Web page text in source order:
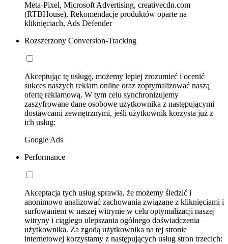
Meta-Pixel, Microsoft Advertising, creativecdn.com
(RTBHouse), Rekomendacje produktów oparte na
kliknięciach, Ads Defender
Rozszerzony Conversion-Tracking
Akceptując tę usługę, możemy lepiej zrozumieć i ocenić
sukces naszych reklam online oraz zoptymalizować naszą
ofertę reklamową. W tym celu synchronizujemy
zaszyfrowane dane osobowe użytkownika z następującymi
dostawcami zewnętrznymi, jeśli użytkownik korzysta już z
ich usług:
Google Ads
Performance
Akceptacja tych usług sprawia, że możemy śledzić i
anonimowo analizować zachowania związane z kliknięciami i
surfowaniem w naszej witrynie w celu optymalizacji naszej
witryny i ciągłego ulepszania ogólnego doświadczenia
użytkownika. Za zgodą użytkownika na tej stronie
internetowej korzystamy z następujących usług stron trzecich: